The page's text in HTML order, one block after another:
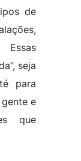
de
Essas
seja
para
e
que